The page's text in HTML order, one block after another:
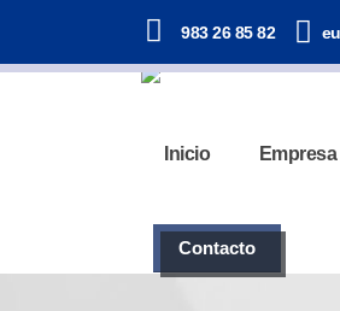
983 26 85 82
Inicio Empresa
Contacto